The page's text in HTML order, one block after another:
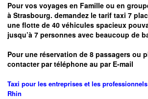
Pour vos voyages en Famille ou en
à Strasbourg. demandez le tarif taxi 7
une flotte de 40 véhicules spacieux
jusqu’à 7 personnes avec beaucoup de
Pour une réservation de 8 passagers ou
contacter par téléphone au par E-mail
Taxi pour les entreprises et les professionnels
Rhin